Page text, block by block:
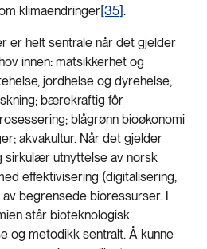
klimaendringer[35].
er helt sentrale når det gjelder
innen: matsikkerhet og
jordhelse og dyrehelse;
bærekraftig fôr
blågrønn bioøkonomi
akvakultur. Når det gjelder
utnyttelse av norsk
effektivisering (digitalisering,
begrensede bioressurser. I
står bioteknologisk
og metodikk sentralt. Å kunne